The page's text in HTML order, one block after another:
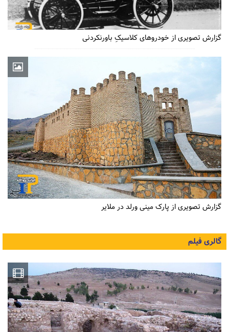
گزارش تصویری از خودروهای کلاسیکِ باورنکردنی
گزارش تصویری از پارک مینی ورلد در ملایر
گالری فیلم